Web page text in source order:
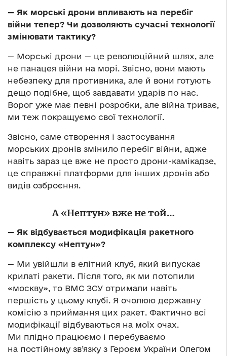
— Як морські дрони впливають на перебіг
війни тепер? Чи дозволяють сучасні технології
змінювати тактику?
— Морські дрони — це революційний шлях, але
не панацея війни на морі. Звісно, вони мають
небезпеку для противника, але й вони готують
дещо подібне, щоб завдавати ударів по нас.
Ворог уже має певні розробки, але війна триває,
ми теж покращуємо свої технології.
Звісно, саме створення і застосування
морських дронів змінило перебіг війни, адже
навіть зараз це вже не просто дрони-камікадзе,
це справжні платформи для інших дронів або
видів озброєння.
А «Нептун» вже не той…
— Як відбувається модифікація ракетного
комплексу «Нептун»?
— Ми увійшли в елітний клуб, який випускає
крилаті ракети. Після того, як ми потопили
«москву», то ВМС ЗСУ отримали навіть
першість у цьому клубі. Я очолюю державну
комісію з приймання цих ракет. Фактично всі
модифікації відбуваються на моїх очах.
Ми плідно працюємо і перебуваємо
на постійному зв’язку з Героєм України Олегом